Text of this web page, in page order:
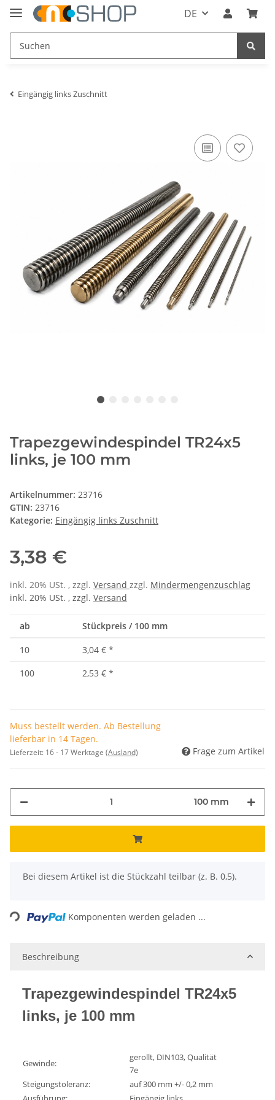
DE
Eingängig links Zuschnitt
Trapezgewindespindel TR24x5
links, je 100 mm
Artikelnummer: 23716
GTIN: 23716
Kategorie: Eingängig links Zuschnitt
3,38 €
inkl. 20% USt. , zzgl. Versand zzgl. Mindermengenzuschlag
inkl. 20% USt. , zzgl. Versand
ab Stückpreis / 100 mm
10 3,04 € *
100
2,53 € *
Muss bestellt werden. Ab Bestellung
lieferbar in 14 Tagen.
Lieferzeit: 16 - 17 Werktage (Ausland) Frage zum Artikel
100 mm
x
Bei diesem Artikel ist die Stückzahl teilbar (z. B. 0,5).
Loading... Komponenten werden geladen ...
Beschreibung
Trapezgewindespindel TR24x5
links, je 100 mm
Gewinde:
gerollt, DIN103, Qualität
7e
Steigungstoleranz:
auf 300 mm +/- 0,2 mm